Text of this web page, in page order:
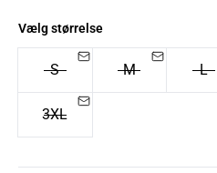
Vælg størrelse
S M L
3XL